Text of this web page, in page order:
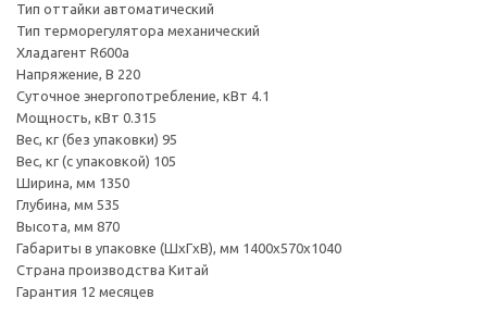
Тип оттайки автоматический
Тип терморегулятора механический
Хладагент R600a
Напряжение, В 220
Суточное энергопотребление, кВт 4.1
Мощность, кВт 0.315
Вес, кг (без упаковки) 95
Вес, кг (с упаковкой) 105
Ширина, мм 1350
Глубина, мм 535
Высота, мм 870
Габариты в упаковке (ШxГxВ), мм 1400х570х1040
Страна производства Китай
Гарантия 12 месяцев